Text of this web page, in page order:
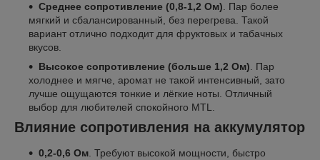
Среднее сопротивление (0,8-1,2 Ом). Пар более
мягкий и сбалансированный, без перегрева. Такой
вариант отлично подходит для фруктовых и табачных
вкусов.
Высокое сопротивление (больше 1,2 Ом). Пар
холоднее и мягче, аромат не такой интенсивный, зато
лучше ощущаются тонкие и лёгкие ноты. Отличный
выбор для любителей спокойного MTL.
Влияние сопротивления на аккумулятор
0,2-0,6 Ом . Требуют высокой мощности, быстро